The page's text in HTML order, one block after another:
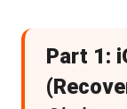
Part 1: